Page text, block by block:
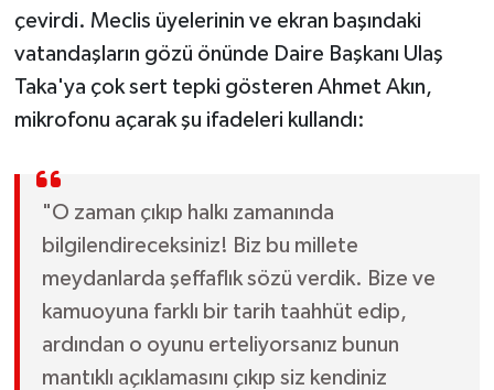
çevirdi. Meclis üyelerinin ve ekran başındaki
vatandaşların gözü önünde Daire Başkanı Ulaş
Taka'ya çok sert tepki gösteren Ahmet Akın,
mikrofonu açarak şu ifadeleri kullandı:
"O zaman çıkıp halkı zamanında
bilgilendireceksiniz! Biz bu millete
meydanlarda şeffaflık sözü verdik. Bize ve
kamuoyuna farklı bir tarih taahhüt edip,
ardından o oyunu erteliyorsanız bunun
mantıklı açıklamasını çıkıp siz kendiniz